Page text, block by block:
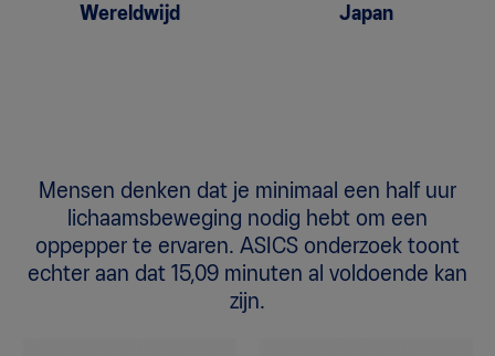
Wereldwijd Japan
Mensen denken dat je minimaal een half uur
lichaamsbeweging nodig hebt om een
oppepper te ervaren. ASICS onderzoek toont
echter aan dat 15,09 minuten al voldoende kan
zijn.